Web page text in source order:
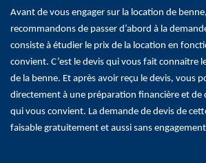
Avant de vous engager sur la location de
recommandons de passer d’abord à la
consiste à étudier le prix de la location en
convient. C’est le devis qui vous fait connaitre
de la benne. Et après avoir reçu le devis, vous
directement à une préparation financière et de
qui vous convient. La demande de devis de
faisable gratuitement et aussi sans